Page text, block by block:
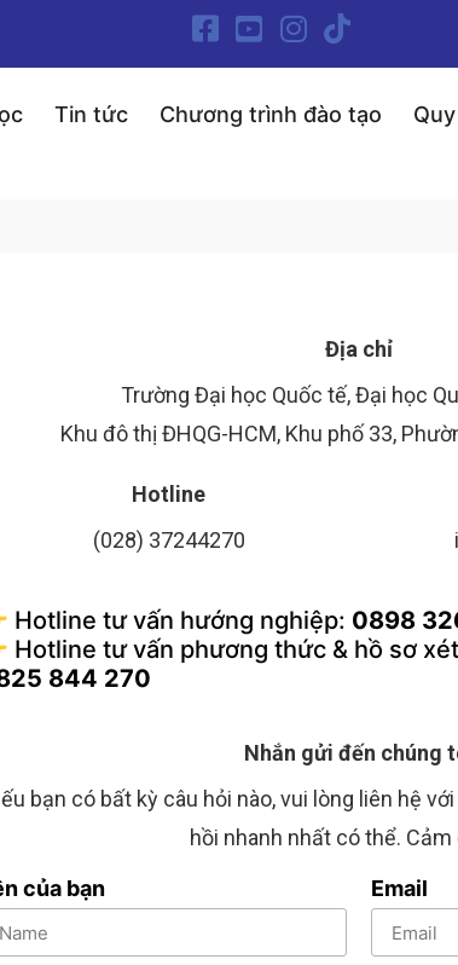
Tin tức Chương trình đào tạo
Địa chỉ
Trường Đại học Quốc tế, Đại học
Khu đô thị ĐHQG-HCM, Khu phố 33,
Hotline
(028) 37244270
Hotline tư vấn hướng nghiệp: 0898
Hotline tư vấn phương thức & hồ sơ
844 270
Nhắn gửi đến chúng
bạn có bất kỳ câu hỏi nào, vui lòng liên hệ
hồi nhanh nhất có thể. Cảm
của bạn
Email